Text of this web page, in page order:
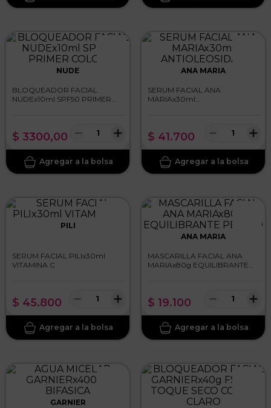
NUDE
BLOQUEADOR FACIAL
NUDEx10ml SPF50 PRIMER
$ 3300,00 ＋
－
ANA MARIA
SERUM FACIAL ANA
MARIAx30ml
$ 41.700 ＋
－
PILI
SERUM FACIAL PILIx30ml
VITAMINA C
$ 45.800 ＋
－
ANA MARIA
MASCARILLA FACIAL ANA
MARIAx80g EQUILIBRANTE
$ 19.100 ＋
－
GARNIER